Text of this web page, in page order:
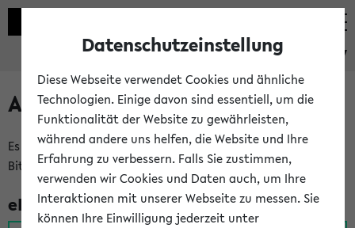
eKVV
Anmeldung am eKVV
Es gibt mehrere Möglichkeiten zur Anmeldung am eKVV.
Bitte wählen Sie die für Sie richtige aus:
eKVV für Studierende
Datenschutzeinstellung
Diese Webseite verwendet Cookies und ähnliche
Technologien. Einige davon sind essentiell, um die
Funktionalität der Website zu gewährleisten,
während andere uns helfen, die Website und Ihre
Erfahrung zu verbessern. Falls Sie zustimmen,
verwenden wir Cookies und Daten auch, um Ihre
Interaktionen mit unserer Webseite zu messen. Sie
können Ihre Einwilligung jederzeit unter